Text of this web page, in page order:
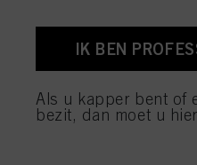
IK BEN
Als u kapper bent of
bezit, dan moet u
cookies die op deze
raadplegen door
Als u op "Cookie-
toestaan voor een of
van cookies en met
alleen cookies